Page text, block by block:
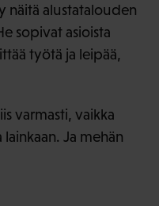
näitä alustatalouden
sopivat asioista
työtä ja leipää,
varmasti, vaikka
Ja mehän